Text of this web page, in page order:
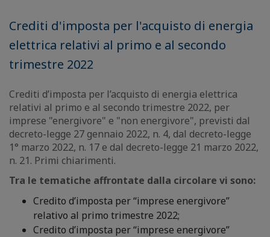
Crediti d'imposta per l'acquisto di energia
elettrica relativi al primo e al secondo
trimestre 2022
Crediti d’imposta per l’acquisto di energia elettrica
relativi al primo e al secondo trimestre 2022, per
imprese "energivore" e "non energivore", previsti dal
decreto-legge 27 gennaio 2022, n. 4, dal decreto-legge
1° marzo 2022, n. 17 e dal decreto-legge 21 marzo 2022,
n. 21. Primi chiarimenti.
Tra le tematiche affrontate dalla circolare vi sono:
Credito d’imposta per “imprese energivore”
relativo al primo trimestre 2022;
Credito d’imposta per “imprese energivore”